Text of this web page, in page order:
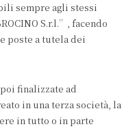
sempre agli stessi
S.r.l.”, facendo
poste a tutela dei
finalizzate ad
in una terza società, la
in tutto o in parte